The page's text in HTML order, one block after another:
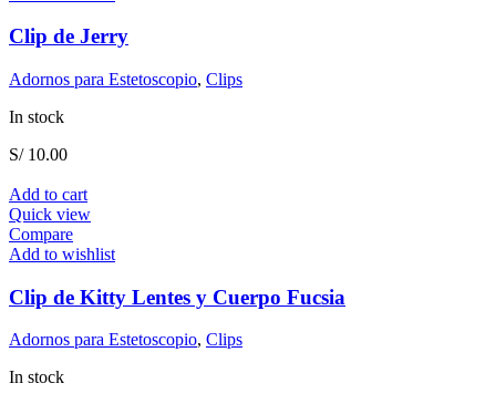
Clip de Jerry
Adornos para Estetoscopio, Clips
In stock
S/10.00
Add to cart
Quick view
Compare
Add to wishlist
Clip de Kitty Lentes y Cuerpo Fucsia
Adornos para Estetoscopio, Clips
In stock